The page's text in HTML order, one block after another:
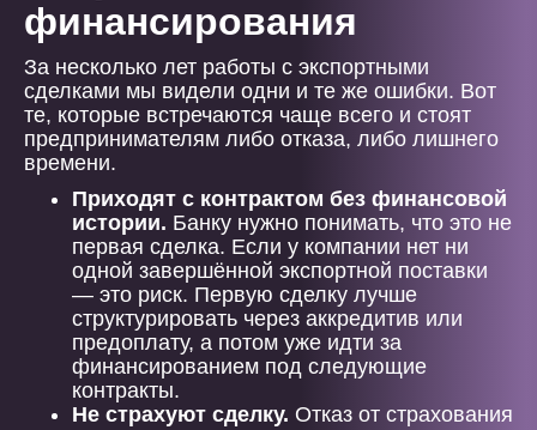
финансирования
За несколько лет работы с экспортными
сделками мы видели одни и те же ошибки. Вот
те, которые встречаются чаще всего и стоят
предпринимателям либо отказа, либо лишнего
времени.
Приходят с контрактом без финансовой
истории. Банку нужно понимать, что это не
первая сделка. Если у компании нет ни
одной завершённой экспортной поставки
— это риск. Первую сделку лучше
структурировать через аккредитив или
предоплату, а потом уже идти за
финансированием под следующие
контракты.
Не страхуют сделку. Отказ от страхования